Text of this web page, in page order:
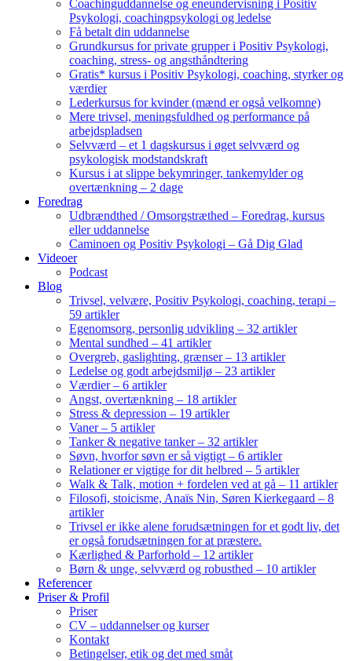
Coachinguddannelse og eneundervisning i Positiv
Psykologi, coachingpsykologi og ledelse
Få betalt din uddannelse
Grundkursus for private grupper i Positiv Psykologi,
coaching, stress- og angsthåndtering
Gratis* kursus i Positiv Psykologi, coaching, styrker og
værdier
Lederkursus for kvinder (mænd er også velkomne)
Mere trivsel, meningsfuldhed og performance på
arbejdspladsen
Selvværd – et 1 dagskursus i øget selvværd og
psykologisk modstandskraft
Kursus i at slippe bekymringer, tankemylder og
overtænkning – 2 dage
Foredrag
Udbrændthed / Omsorgstræthed – Foredrag, kursus
eller uddannelse
Caminoen og Positiv Psykologi – Gå Dig Glad
Videoer
Podcast
Blog
Trivsel, velvære, Positiv Psykologi, coaching, terapi –
59 artikler
Egenomsorg, personlig udvikling – 32 artikler
Mental sundhed – 41 artikler
Overgreb, gaslighting, grænser – 13 artikler
Ledelse og godt arbejdsmiljø – 23 artikler
Værdier – 6 artikler
Angst, overtænkning – 18 artikler
Stress & depression – 19 artikler
Vaner – 5 artikler
Tanker & negative tanker – 32 artikler
Søvn, hvorfor søvn er så vigtigt – 6 artikler
Relationer er vigtige for dit helbred – 5 artikler
Walk & Talk, motion + fordelen ved at gå – 11 artikler
Filosofi, stoicisme, Anaïs Nin, Søren Kierkegaard – 8
artikler
Trivsel er ikke alene forudsætningen for et godt liv, det
er også forudsætningen for at præstere.
Kærlighed & Parforhold – 12 artikler
Børn & unge, selvværd og robusthed – 10 artikler
Referencer
Priser & Profil
Priser
CV – uddannelser og kurser
Kontakt
Betingelser, etik og det med småt